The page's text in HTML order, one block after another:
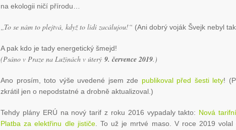
na ekologii ničí přírodu…
„To se nám to plejtvá, když to lidi zacálujou!“ (Ani dobrý voják Švejk nebyl
A pak kdo je tady energetický šmejd!
(Psáno v Praze na Lužinách v úterý9. července 2019.)
Ano prosím, toto výše uvedené jsem zde publikoval před šesti lety!
zkrátil jen o nepodstatné a drobně aktualizoval.)
Tehdy plány ERÚ na nový tarif z roku 2016 vypadaly takto: Nová
Platba za elektřinu dle jističe. To už je mrtvé maso. V roce 2019 volal